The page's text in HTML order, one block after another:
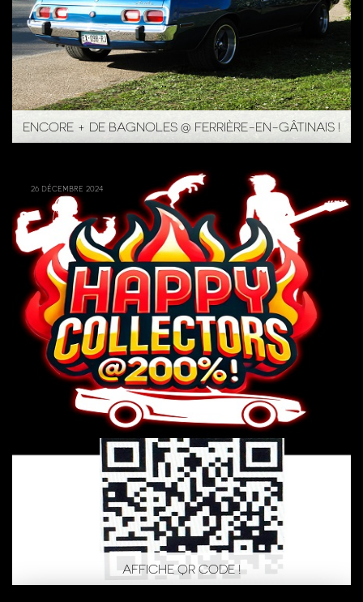
ENCORE + DE BAGNOLES @ FERRIÈRE-EN-GÂTINAIS !
26 décembre 2024
AFFICHE QR CODE !